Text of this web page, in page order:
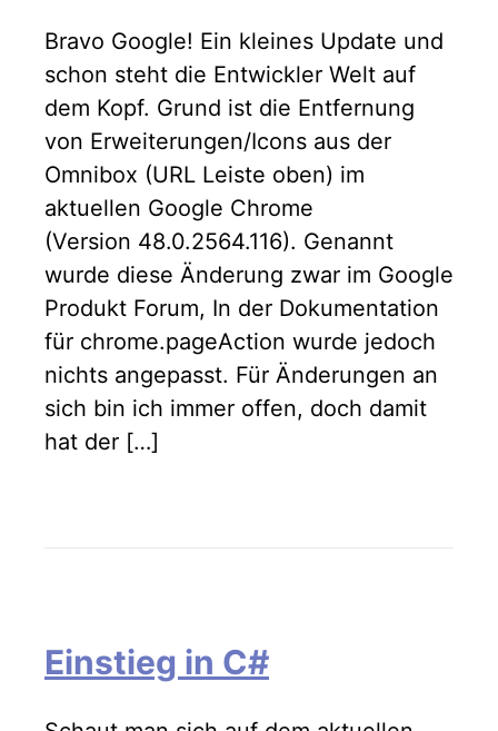
Bravo Google! Ein kleines Update und
schon steht die Entwickler Welt auf
dem Kopf. Grund ist die Entfernung
von Erweiterungen/Icons aus der
Omnibox (URL Leiste oben) im
aktuellen Google Chrome
(Version 48.0.2564.116). Genannt
wurde diese Änderung zwar im Google
Produkt Forum, In der Dokumentation
für chrome.pageAction wurde jedoch
nichts angepasst. Für Änderungen an
sich bin ich immer offen, doch damit
hat der […]
Einstieg in C#